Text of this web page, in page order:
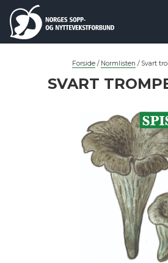
Forside / Normlisten / Svart
SVART